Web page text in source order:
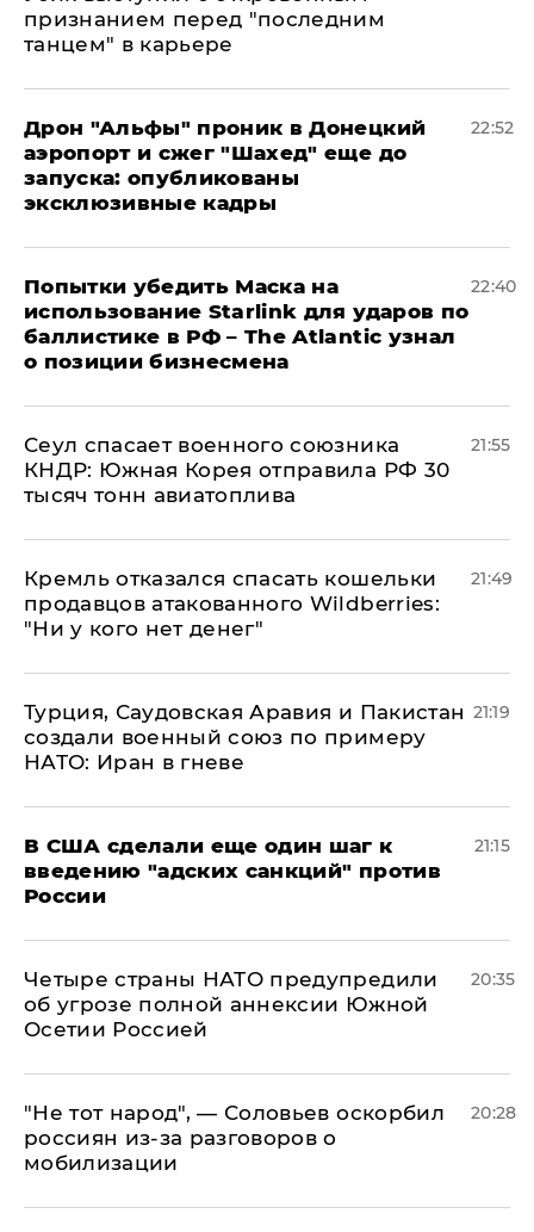
признанием перед "последним
танцем" в карьере
Дрон "Альфы" проник в Донецкий
аэропорт и сжег "Шахед" еще до
запуска: опубликованы
эксклюзивные кадры
22:52
Попытки убедить Маска на
использование Starlink для ударов по
баллистике в РФ – The Atlantic узнал
о позиции бизнесмена
22:40
​Сеул спасает военного союзника
КНДР: Южная Корея отправила РФ 30
тысяч тонн авиатоплива
21:55
Кремль отказался спасать кошельки
продавцов атакованного Wildberries:
"Ни у кого нет денег"
21:49
Турция, Саудовская Аравия и Пакистан
создали военный союз по примеру
НАТО: Иран в гневе
21:19
В США сделали еще один шаг к
введению "адских санкций" против
России
21:15
Четыре страны НАТО предупредили
об угрозе полной аннексии Южной
Осетии Россией
20:35
​"Не тот народ", — Соловьев оскорбил
россиян из-за разговоров о
мобилизации
20:28